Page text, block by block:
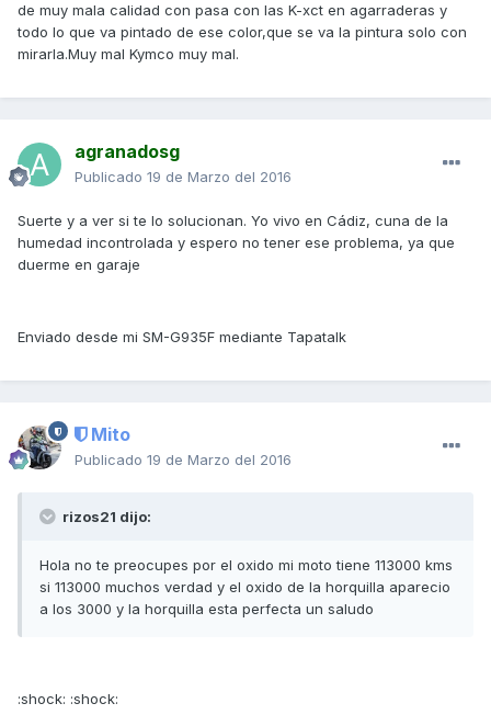
de muy mala calidad con pasa con las K-xct en agarraderas y
todo lo que va pintado de ese color,que se va la pintura solo con
mirarla.Muy mal Kymco muy mal.
agranadosg
Publicado 19 de Marzo del 2016
Suerte y a ver si te lo solucionan. Yo vivo en Cádiz, cuna de la
humedad incontrolada y espero no tener ese problema, ya que
duerme en garaje
Enviado desde mi SM-G935F mediante Tapatalk
Mito
Publicado 19 de Marzo del 2016
rizos21 dijo:
Hola no te preocupes por el oxido mi moto tiene 113000 kms
si 113000 muchos verdad y el oxido de la horquilla aparecio
a los 3000 y la horquilla esta perfecta un saludo
:shock: :shock: